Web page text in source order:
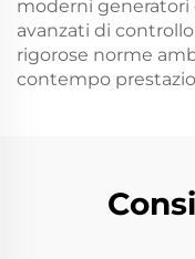
moderni generatori
avanzati di
rigorose norme
contempo